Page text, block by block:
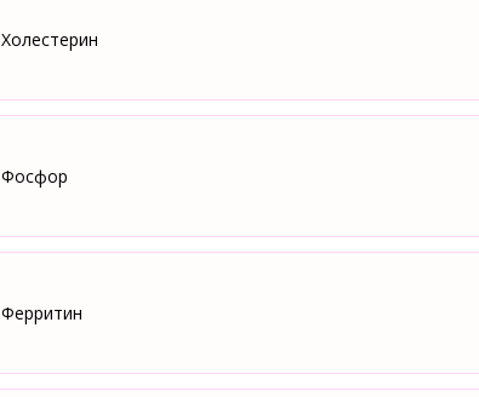
Холестерин
Фосфор
Ферритин